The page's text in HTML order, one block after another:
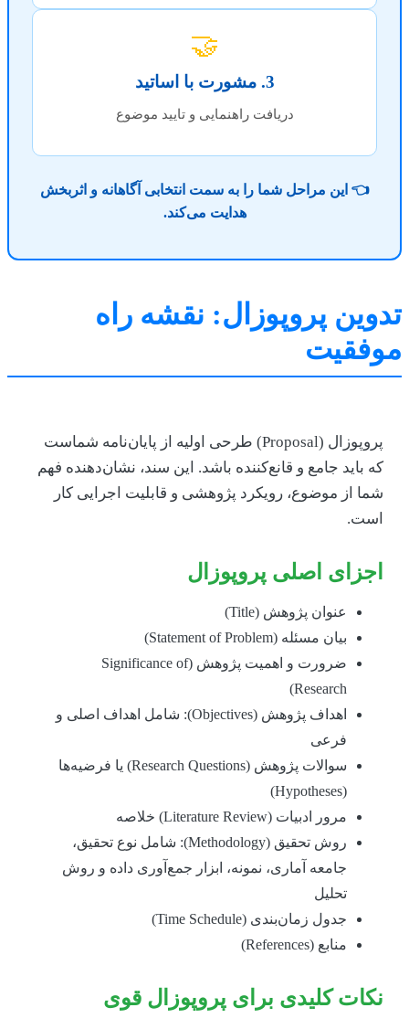
دریافت راهنمایی و تایید موضوع
👈 این مراحل شما را به سمت انتخابی آگاهانه و اثربخش
هدایت می‌کند.
پروپوزال: نقشه راه
پروپوزال (Proposal) طرحی اولیه از پایان‌نامه شماست
باید جامع و قانع‌کننده باشد. این سند، نشان‌دهنده فهم
از موضوع، رویکرد پژوهشی و قابلیت اجرایی کار
اصلی پروپوزال
عنوان پژوهش (Title)
بیان مسئله (Statement of Problem)
ضرورت و اهمیت پژوهش (Significance of
Research)
اهداف پژوهش (Objectives): شامل اهداف اصلی و
فرعی
سوالات پژوهش (Research Questions) یا فرضیه‌ها
مرور ادبیات (Literature Review) خلاصه
روش تحقیق (Methodology): شامل نوع تحقیق،
جامعه آماری، نمونه، ابزار جمع‌آوری داده و روش
تحلیل
جدول زمان‌بندی (Time Schedule)
منابع (References)
کلیدی برای پروپوزال قوی